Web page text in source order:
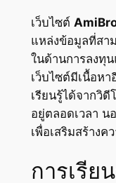
เว็บไซต์
แหล่งข้อมูลที่สา
ในด้านการลงทุ
เว็บไซต์มีเนื้อหา
เรียนรู้ได้จากวิ
อยู่ตลอดเวลา น
เพื่อเสริมสร้างค
การเรีย